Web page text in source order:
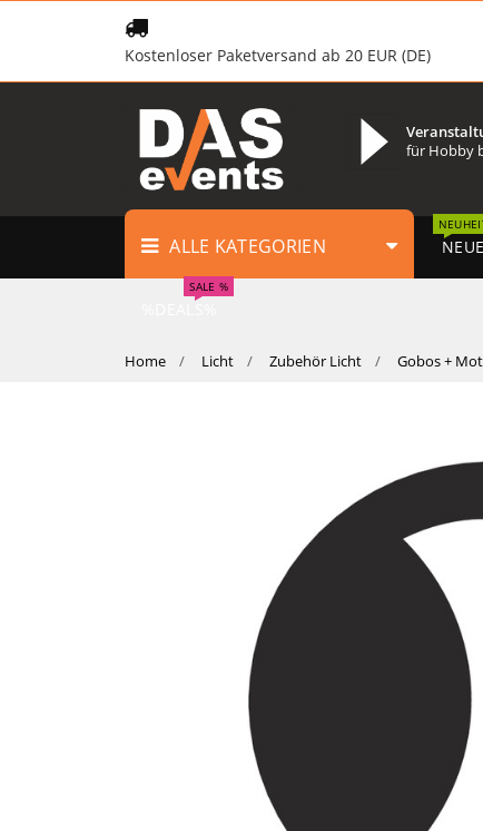
Kostenloser Paketversand ab 20 EUR (DE)
für Hobby
ALLE KATEGORIEN
SALE %
Home Licht Zubehör Licht Gobos +